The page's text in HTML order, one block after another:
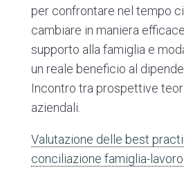
per confrontare nel tempo
cambiare in maniera
supporto alla famiglia e
un reale beneficio al
Incontro tra prospettive
aziendali.
Valutazione delle best
conciliazione famiglia-lavoro